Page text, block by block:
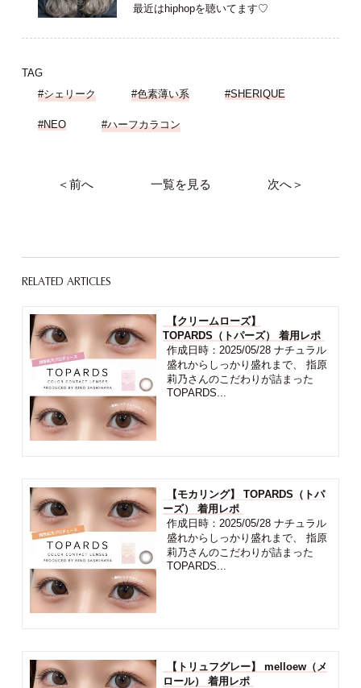
最近はhiphopを聴いてます♡
TAG
#シェリーク
#色素薄い系 #SHERIQUE
#NEO #ハーフカラコン
＜前へ 一覧を見る 次へ＞
RELATED ARTICLES
【クリームローズ】
TOPARDS（トパーズ） 着用レポ
作成日時：2025/05/28 ナチュラル
盛れからしっかり盛れまで、 指原
莉乃さんのこだわりが詰まった
TOPARDS...
【モカリング】 TOPARDS（トパ
ーズ） 着用レポ
作成日時：2025/05/28 ナチュラル
盛れからしっかり盛れまで、 指原
莉乃さんのこだわりが詰まった
TOPARDS...
【トリュフグレー】 melloew（メ
ロール） 着用レポ